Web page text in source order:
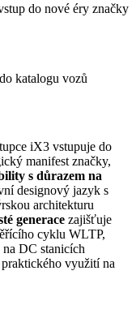
do nové éry značky
iX3 vstupuje do
manifest značky,
s důrazem na
designový jazyk s
architekturu
generace zajišťuje
cyklu WLTP,
na DC stanicích
využití na